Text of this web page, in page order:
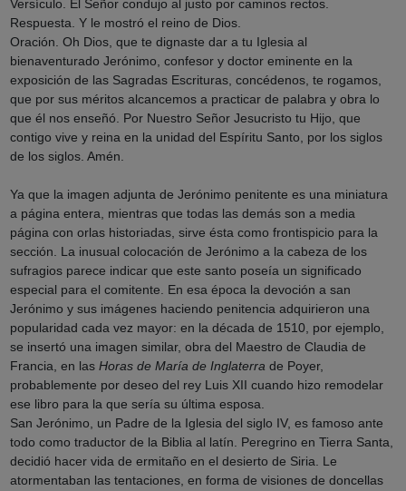
Versículo. El Señor condujo al justo por caminos rectos.
Respuesta. Y le mostró el reino de Dios.
Oración. Oh Dios, que te dignaste dar a tu Iglesia al
bienaventurado Jerónimo, confesor y doctor eminente en la
exposición de las Sagradas Escrituras, concédenos, te rogamos,
que por sus méritos alcancemos a practicar de palabra y obra lo
que él nos enseñó. Por Nuestro Señor Jesucristo tu Hijo, que
contigo vive y reina en la unidad del Espíritu Santo, por los siglos
de los siglos. Amén.
Ya que la imagen adjunta de Jerónimo penitente es una miniatura
a página entera, mientras que todas las demás son a media
página con orlas historiadas, sirve ésta como frontispicio para la
sección. La inusual colocación de Jerónimo a la cabeza de los
sufragios parece indicar que este santo poseía un significado
especial para el comitente. En esa época la devoción a san
Jerónimo y sus imágenes haciendo penitencia adquirieron una
popularidad cada vez mayor: en la década de 1510, por ejemplo,
se insertó una imagen similar, obra del Maestro de Claudia de
Francia, en las Horas de María de Inglaterra de Poyer,
probablemente por deseo del rey Luis XII cuando hizo remodelar
ese libro para la que sería su última esposa.
San Jerónimo, un Padre de la Iglesia del siglo IV, es famoso ante
todo como traductor de la Biblia al latín. Peregrino en Tierra Santa,
decidió hacer vida de ermitaño en el desierto de Siria. Le
atormentaban las tentaciones, en forma de visiones de doncellas